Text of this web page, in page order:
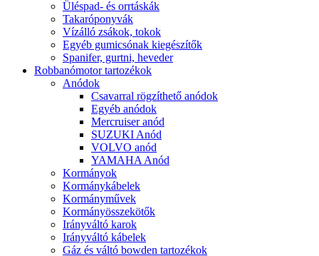
Üléspad- és orrtáskák
Takaróponyvák
Vízálló zsákok, tokok
Egyéb gumicsónak kiegészítők
Spanifer, gurtni, heveder
Robbanómotor tartozékok
Anódok
Csavarral rögzíthető anódok
Egyéb anódok
Mercruiser anód
SUZUKI Anód
VOLVO anód
YAMAHA Anód
Kormányok
Kormánykábelek
Kormányművek
Kormányösszekötők
Irányváltó karok
Irányváltó kábelek
Gáz és váltó bowden tartozékok